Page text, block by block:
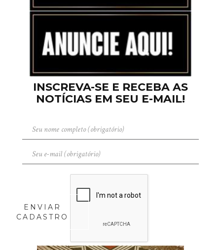
INSCREVA-SE E RECEBA AS
NOTÍCIAS EM SEU E-MAIL!
ENVIAR
CADASTRO